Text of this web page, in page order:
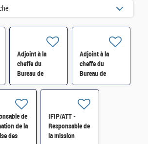
Adjoint à la
cheffe du
Bureau de
Statistique et
d'Exploitation
des Cœur H/F
Adjoint à la
cheffe du
Bureau de
Statistique et
d'Exploitation
des Cœur H/F
de
de la
des
IFIP/ATT -
Responsable de
la mission